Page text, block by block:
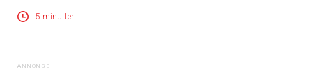
5 minutter